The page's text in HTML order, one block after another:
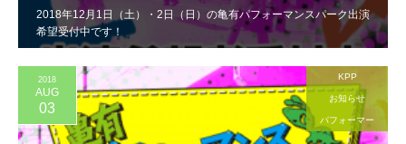
2018年12月1日（土）・2日（日）の亀有パフォーマンスパーク出演
希望受付中です！
2018
AUG
03
KPP
お知らせ
パフォーマー